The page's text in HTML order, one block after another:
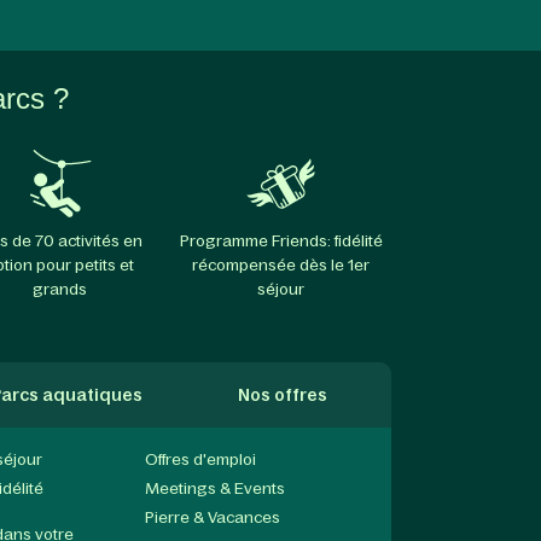
?
de 70 activités en
pour petits et
grands
Programme Friends: fidélité
récompensée dès le 1er
séjour
aquatiques Nos offres
votre
Offres d'emploi
Meetings & Events
Pierre & Vacances